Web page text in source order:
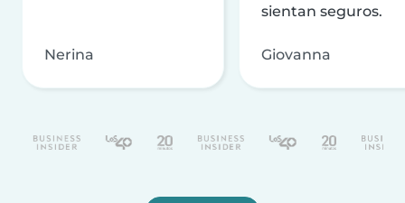
Nerina
sientan seguros.
Giovanna